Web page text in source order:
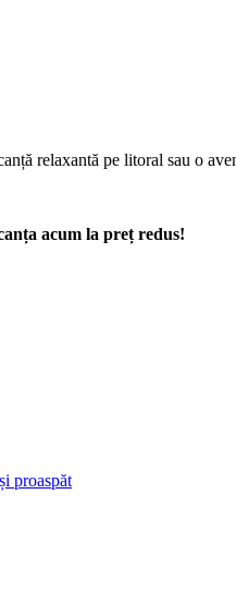
relaxantă pe litoral sau o
acum la preț redus!
proaspăt